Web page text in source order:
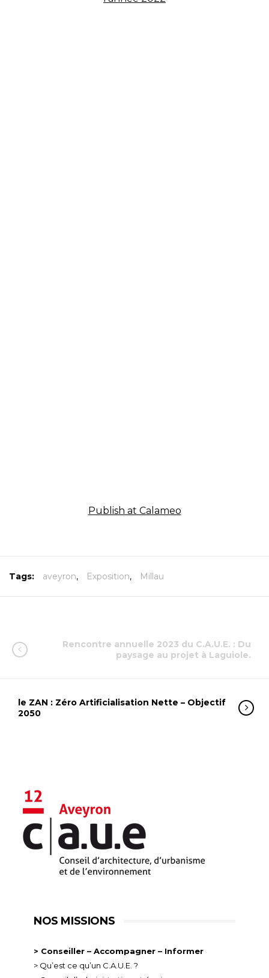
Publish at Calameo
Tags: aveyron, Exposition, Millau
Rencontre annuelle 2023 du C.A.U.E. : Du
paysage au projet à Laguiole.
le ZAN : Zéro Artificialisation Nette – Objectif
2050
NOS MISSIONS
> Conseiller – Accompagner – Informer
> Qu’est ce qu’un C.A.U.E. ?